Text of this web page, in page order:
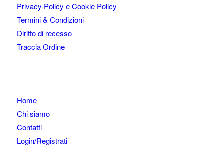
Privacy Policy e Cookie Policy
Termini & Condizioni
Diritto di recesso
Traccia Ordine
Home
Chi siamo
Contatti
Login/Registrati